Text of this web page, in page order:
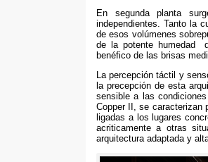
En segunda planta
independientes
Tanto la
de esos volúmenes
de la potente humedad
benéfico de las brisas
La percepción táctil y
la precepción de esta
sensible a las
Copper II
,se caracterizan
ligadas a los lugares
acriticamente a otras
arquitectura adaptada y